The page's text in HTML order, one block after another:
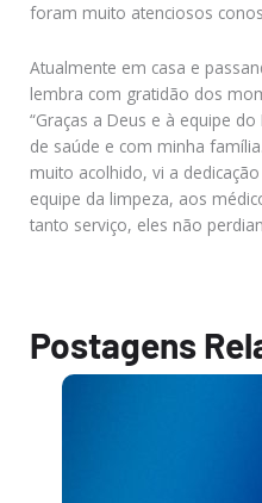
foram muito atenciosos
Atualmente em casa e
lembra com gratidão dos
“Graças a Deus e à equipe
de saúde e com minha
muito acolhido, vi a
equipe da limpeza, aos
tanto serviço, eles não
Postagens